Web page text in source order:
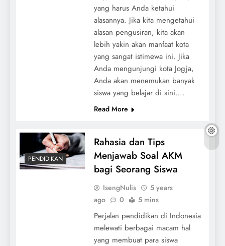
yang harus Anda ketahui
alasannya. Jika kita mengetahui
alasan pengusiran, kita akan
lebih yakin akan manfaat kota
yang sangat istimewa ini. Jika
Anda mengunjungi kota Jogja,
Anda akan menemukan banyak
siswa yang belajar di sini….
Read More
PENDIDIKAN
Rahasia dan Tips
Menjawab Soal AKM
bagi Seorang Siswa
IsengNulis
5 years
ago
0 5 mins
Perjalan pendidikan di Indonesia
melewati berbagai macam hal
yang membuat para siswa